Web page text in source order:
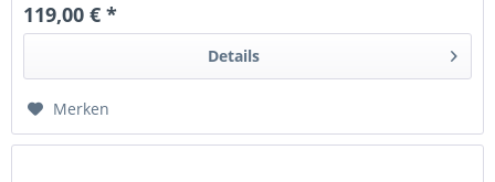
119,00 € *
Details
Merken